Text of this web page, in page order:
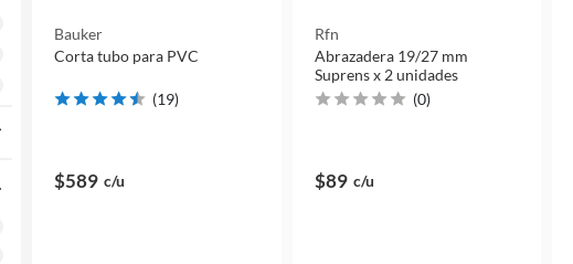
Bauker
Corta tubo para PVC
(19)
$589 c/u
Rfn
Abrazadera 19/27 mm
Suprens x 2 unidades
(0)
$89 c/u